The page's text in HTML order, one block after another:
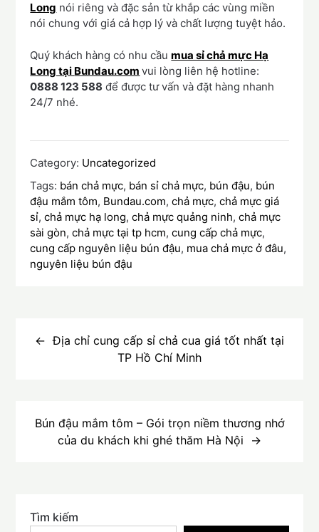
Long nói riêng và đặc sản từ khắp các vùng miền
nói chung với giá cả hợp lý và chất lượng tuyệt hảo.
Quý khách hàng có nhu cầumua sỉ chả mực Hạ
Long tại Bundau.com vui lòng liên hệ hotline:
0888 123 588 để được tư vấn và đặt hàng nhanh
24/7 nhé.
Category: Uncategorized
Tags: bán chả mực, bán sỉ chả mực, bún đậu, bún
đậu mắm tôm, Bundau.com,chả mực,chả mực giá
sỉ,chả mực hạ long,chả mực quảng ninh,chả mực
sài gòn,chả mực tại tp hcm,cung cấp chả mực,
cung cấp nguyên liệu bún đậu, mua chả mực ở đâu,
nguyên liệu bún đậu
hướngĐịa chỉ cung cấp sỉ chả cua giá tốt nhất tại
TP Hồ Chí Minh
Bún đậu mắm tôm – Gói trọn niềm thương nhớ
của du khách khi ghé thăm Hà Nội
Tìm kiếm